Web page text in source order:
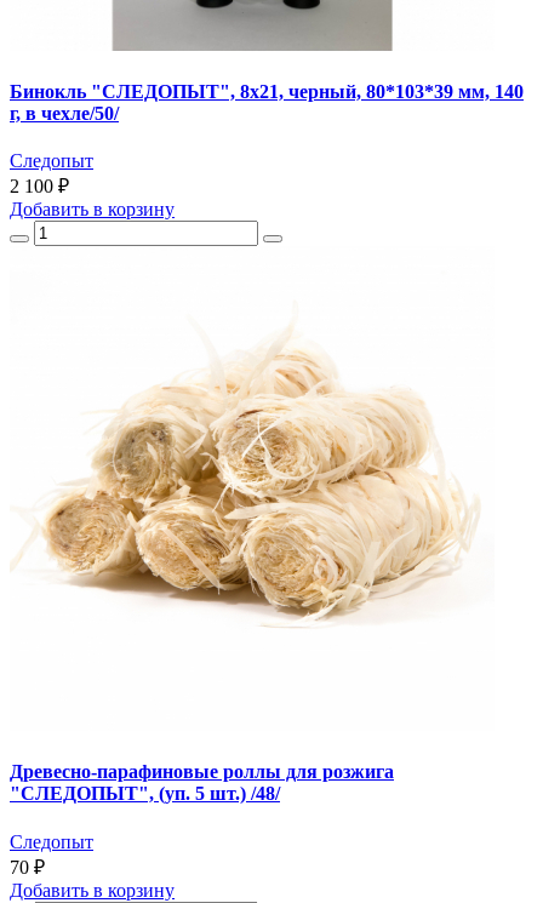
Бинокль "СЛЕДОПЫТ", 8х21, черный, 80*103*39 мм, 140
г, в чехле/50/
Следопыт
2 100 ₽
Добавить в корзину
Древесно-парафиновые роллы для розжига
"СЛЕДОПЫТ", (уп. 5 шт.) /48/
Следопыт
70 ₽
Добавить в корзину